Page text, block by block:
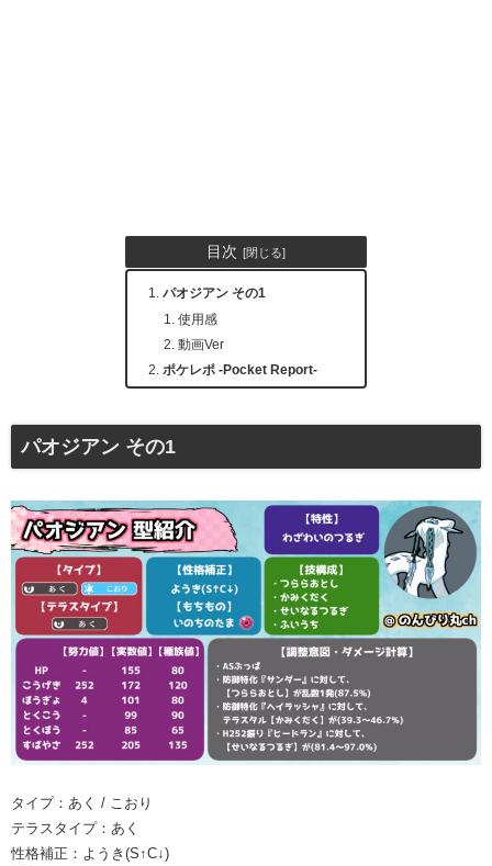
目次
パオジアン その1
使用感
動画Ver
ポケレポ -Pocket Report-
パオジアン その1
タイプ：あく / こおり
テラスタイプ：あく
性格補正：ようき(S↑C↓)